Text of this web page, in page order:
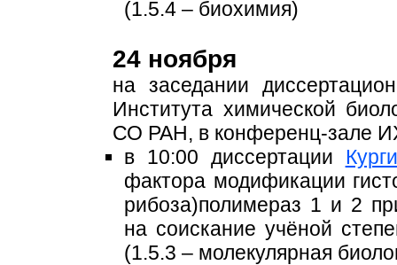
(1.5.4 – биохимия)
24 ноября
на заседании
Института химической
СО РАН, в конференц-зале
в 10:00 диссертации
фактора модификации
рибоза)полимераз 1 и 2
на соискание учёной
(1.5.3 – молекулярная